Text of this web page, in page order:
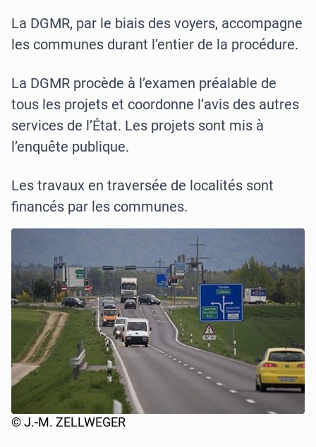
La DGMR, par le biais des voyers, accompagne
les communes durant l’entier de la procédure.
La DGMR procède à l’examen préalable de
tous les projets et coordonne l’avis des autres
services de l’État. Les projets sont mis à
l’enquête publique.
Les travaux en traversée de localités sont
financés par les communes.
© J.-M. ZELLWEGER